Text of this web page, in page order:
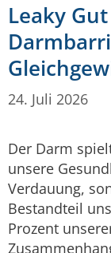
Leaky
24. Juli 2026
Der Darm
unsere
Verdauung,
Bestandteil
Prozent